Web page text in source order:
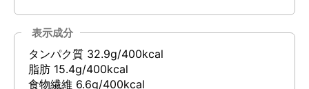
表示成分
タンパク質 32.9g/400kcal
脂肪 15.4g/400kcal
食物繊維 6.6g/400kcal